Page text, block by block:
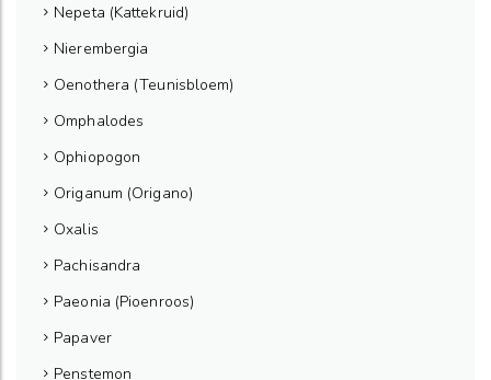
Nepeta (Kattekruid)
Nierembergia
Oenothera (Teunisbloem)
Omphalodes
Ophiopogon
Origanum (Origano)
Oxalis
Pachisandra
Paeonia (Pioenroos)
Papaver
Penstemon